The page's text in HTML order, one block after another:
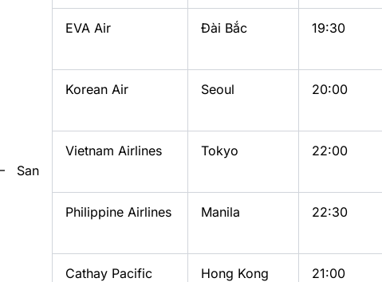
San
EVA Air Đài Bắc 19:30
Korean Air Seoul 20:00
Vietnam Airlines Tokyo 22:00
Philippine Airlines Manila 22:30
Cathay Pacific Hong Kong 21:00